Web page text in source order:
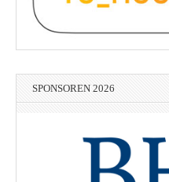
SPONSOREN 2026